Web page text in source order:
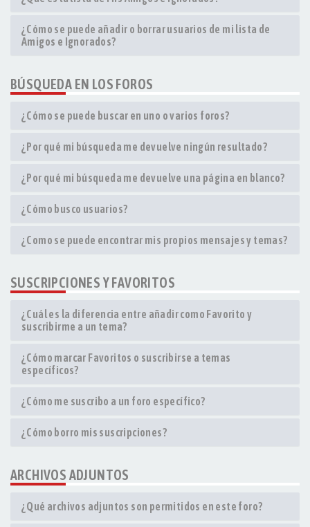
¿Cómo se puede añadir o borrar usuarios de mi lista de
Amigos e Ignorados?
BÚSQUEDA EN LOS FOROS
¿Cómo se puede buscar en uno o varios foros?
¿Por qué mi búsqueda me devuelve ningún resultado?
¿Por qué mi búsqueda me devuelve una página en blanco?
¿Cómo busco usuarios?
¿Como se puede encontrar mis propios mensajes y temas?
SUSCRIPCIONES Y FAVORITOS
¿Cuál es la diferencia entre añadir como Favorito y
suscribirme a un tema?
¿Cómo marcar Favoritos o suscribirse a temas
específicos?
¿Cómo me suscribo a un foro específico?
¿Cómo borro mis suscripciones?
ARCHIVOS ADJUNTOS
¿Qué archivos adjuntos son permitidos en este foro?